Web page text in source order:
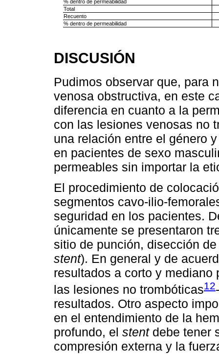
% dentro de permeabilidad
Total
Recuento
% dentro de permeabilidad
DISCUSIÓN
Pudimos observar que, para
venosa obstructiva, en este
diferencia en cuanto a la
con las lesiones venosas no
una relación entre el género
en pacientes de sexo
permeables sin importar la
El procedimiento de
segmentos cavo-ilio-
seguridad en los pacientes.
únicamente se presentaron
sitio de punción, disección
stent). En general y de
resultados a corto y
las lesiones no trombóticas12-
resultados. Otro aspecto
en el entendimiento de la
profundo, el stentdebe tener
compresión externa y la